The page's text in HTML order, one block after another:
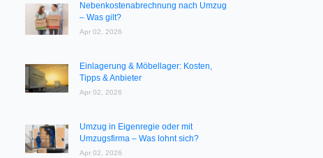
Nebenkostenabrechnung nach Umzug
– Was gilt?
Apr 02, 2026
Einlagerung & Möbellager: Kosten,
Tipps & Anbieter
Apr 02, 2026
Umzug in Eigenregie oder mit
Umzugsfirma – Was lohnt sich?
Apr 02, 2026